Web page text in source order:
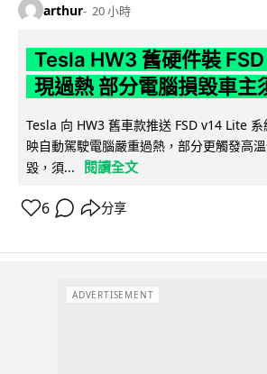
arthur 20 小時
Tesla HW3 舊硬件裝
現過熱 部分電腦損毀車主
Tesla 向 HW3 舊車款推送 FSD v14 Lite
映自動駕駛電腦嚴重過熱，部分更觸發高
毀，須...
閱讀全文
6 分享
ADVERTISEMENT